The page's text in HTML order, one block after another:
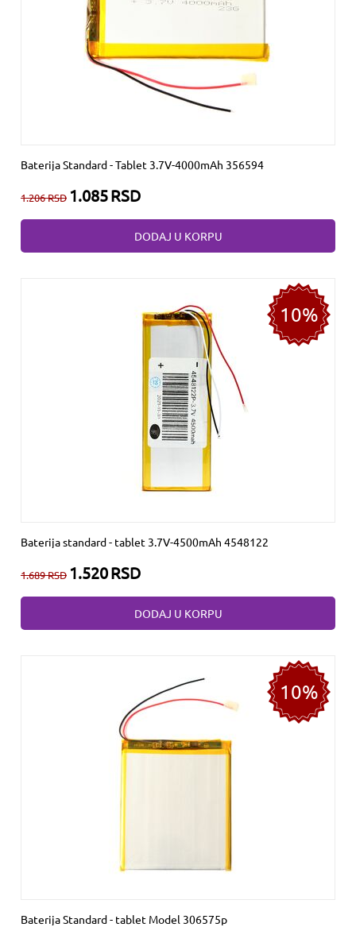
Baterija Standard - Tablet 3.7V-4000mAh 356594
1.206RSD 1.085RSD
DODAJ U KORPU
10%
Baterija standard - tablet 3.7V-4500mAh 4548122
1.689RSD 1.520RSD
DODAJ U KORPU
10%
Baterija Standard - tablet Model 306575p